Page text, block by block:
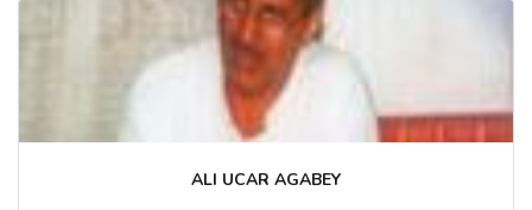
ALI UCAR AGABEY